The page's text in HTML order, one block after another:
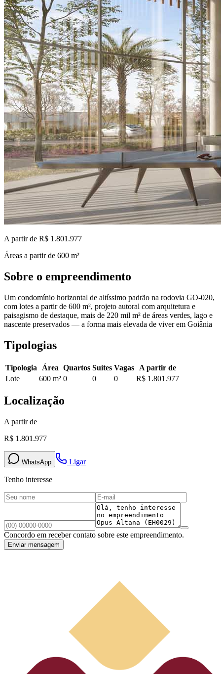
A partir de R$ 1.801.977
Áreas a partir de 600 m²
Sobre o empreendimento
Um condomínio horizontal de altíssimo padrão na rodovia GO-020,
com lotes a partir de 600 m², projeto autoral com arquitetura e
paisagismo de destaque, mais de 220 mil m² de áreas verdes, lago e
nascente preservados — a forma mais elevada de viver em Goiânia
Tipologias
Tipologia Área Quartos Suítes Vagas
A partir de
Lote
600 m² 0 0 0 R$ 1.801.977
Localização
A partir de
R$ 1.801.977
WhatsApp Ligar
Tenho interesse
Concordo em receber contato sobre este empreendimento.
Enviar mensagem